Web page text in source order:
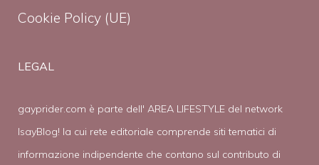
Cookie Policy (UE)
LEGAL
gayprider.com è parte dell' AREA LIFESTYLE del network
IsayBlog! la cui rete editoriale comprende siti tematici di
informazione indipendente che contano sul contributo di